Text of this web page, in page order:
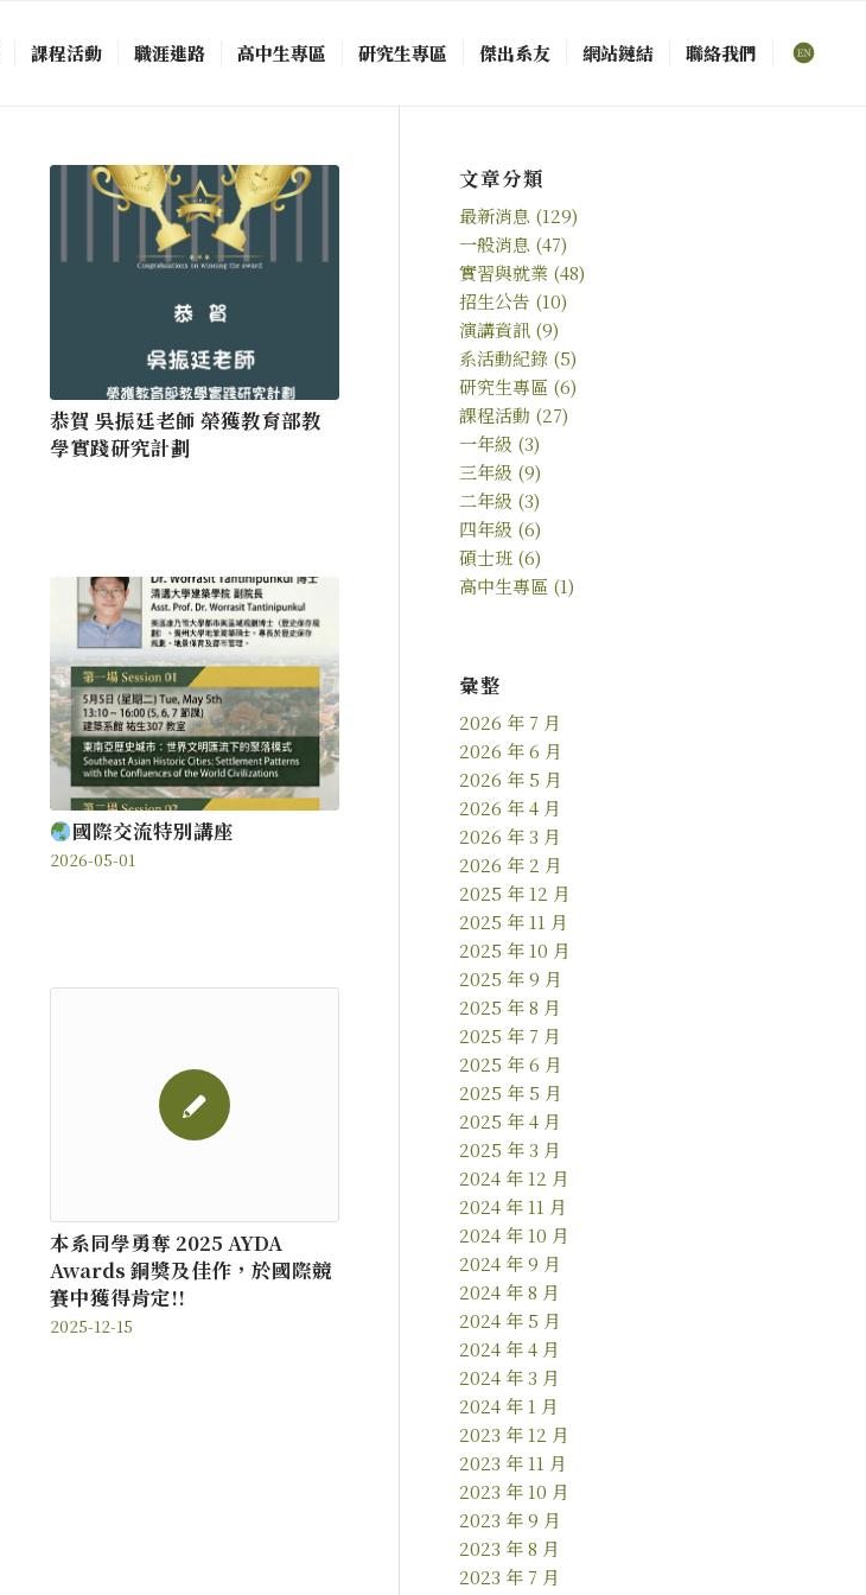
課程活動 職涯進路 高中生專區 研究生專區 傑出系友 網站鏈結 聯絡我們
恭賀 吳振廷老師 榮獲教育部教
學實踐研究計劃
國際交流特別講座
2026-05-01
本系同學勇奪 2025 AYDA
Awards 銅獎及佳作，於國際競
賽中獲得肯定!!
2025-12-15
文章分類
最新消息 (129)
一般消息 (47)
實習與就業 (48)
招生公告 (10)
演講資訊 (9)
系活動紀錄 (5)
研究生專區 (6)
課程活動 (27)
一年級 (3)
三年級 (9)
二年級 (3)
四年級 (6)
碩士班 (6)
高中生專區 (1)
彙整
2026 年 7 月
2026 年 6 月
2026 年 5 月
2026 年 4 月
2026 年 3 月
2026 年 2 月
2025 年 12 月
2025 年 11 月
2025 年 10 月
2025 年 9 月
2025 年 8 月
2025 年 7 月
2025 年 6 月
2025 年 5 月
2025 年 4 月
2025 年 3 月
2024 年 12 月
2024 年 11 月
2024 年 10 月
2024 年 9 月
2024 年 8 月
2024 年 5 月
2024 年 4 月
2024 年 3 月
2024 年 1 月
2023 年 12 月
2023 年 11 月
2023 年 10 月
2023 年 9 月
2023 年 8 月
2023 年 7 月